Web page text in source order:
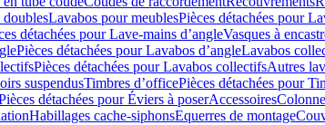
Lavabos pour meublesPièces détachées pour
détachées pour Lave-mains d’angleVasques à
Pièces détachées pour Lavabos d’angleLavabos
Pièces détachées pour Lavabos collectifsAutres
suspendusTimbres dʼofficePièces détachées pour
détachées pour Éviers à poserAccessoires
Habillages cache-siphonsEquerres de montage